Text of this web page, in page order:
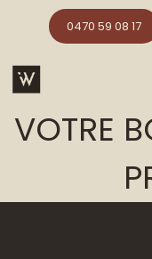
0470 59 08 17
VOTRE